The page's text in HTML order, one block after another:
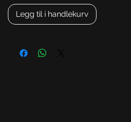
Legg til i handlekurv